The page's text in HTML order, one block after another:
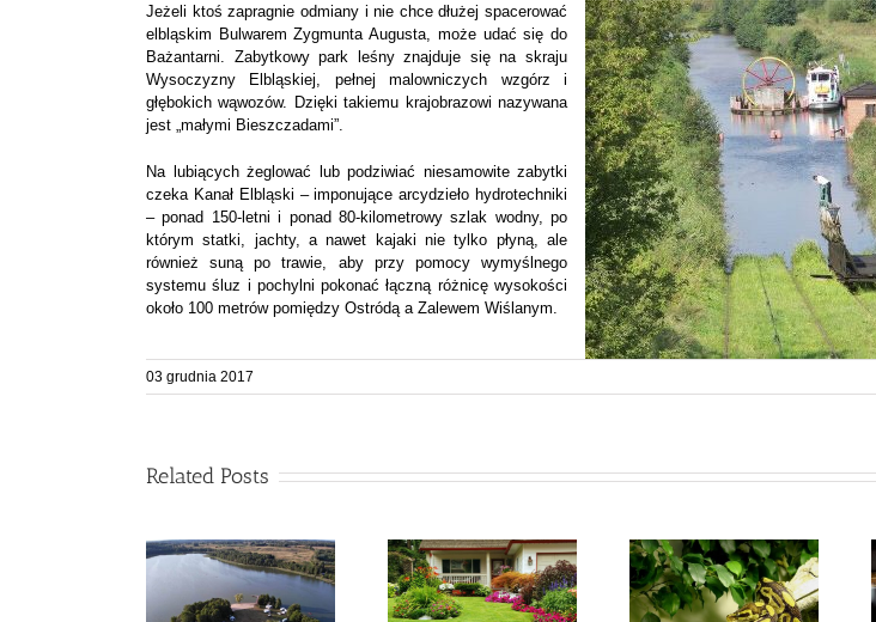
Jeżeli ktoś zapragnie odmiany i nie chce dłużej spacerować
elbląskim Bulwarem Zygmunta Augusta, może udać się do
Bażantarni. Zabytkowy park leśny znajduje się na skraju
Wysoczyzny Elbląskiej, pełnej malowniczych wzgórz i
głębokich wąwozów. Dzięki takiemu krajobrazowi nazywana
jest „małymi Bieszczadami”.
Na lubiących żeglować lub podziwiać niesamowite zabytki
czeka Kanał Elbląski – imponujące arcydzieło hydrotechniki
– ponad 150-letni i ponad 80-kilometrowy szlak wodny, po
którym statki, jachty, a nawet kajaki nie tylko płyną, ale
również suną po trawie, aby przy pomocy wymyślnego
systemu śluz i pochylni pokonać łączną różnicę wysokości
około 100 metrów pomiędzy Ostródą a Zalewem Wiślanym.
03 grudnia 2017
Related Posts